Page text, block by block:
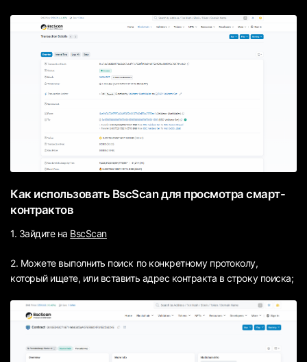
Как использовать BscScan для просмотра смарт-
контрактов
1. Зайдите на BscScan
2. Можете выполнить поиск по конкретному протоколу,
который ищете, или вставить адрес контракта в строку поиска;